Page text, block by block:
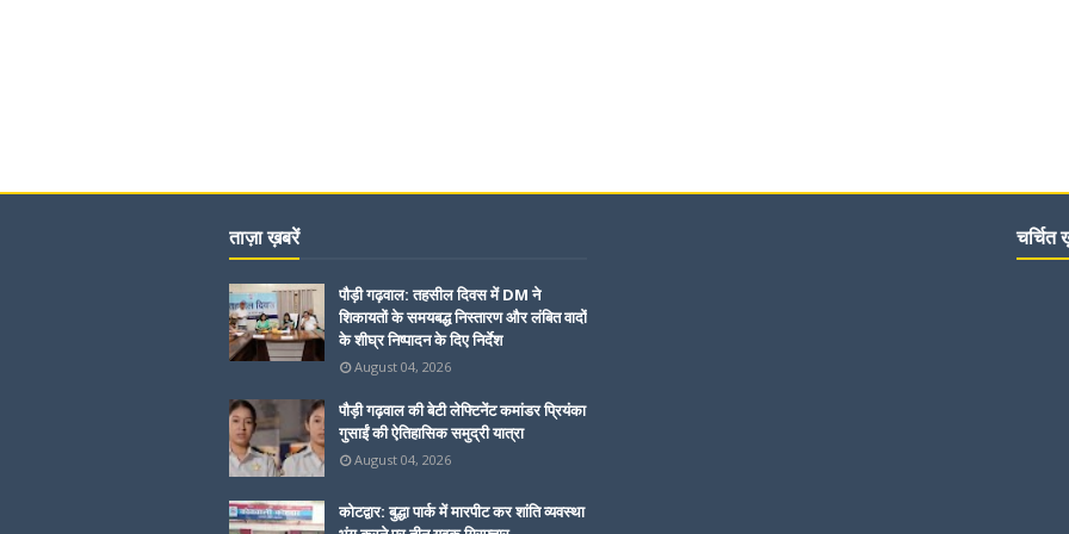
ताज़ा ख़बरें
पौड़ी गढ़वाल: तहसील दिवस में DM ने
शिकायतों के समयबद्ध निस्तारण और लंबित वादों
के शीघ्र निष्पादन के दिए निर्देश
August 04, 2026
पौड़ी गढ़वाल की बेटी लेफ्टिनेंट कमांडर प्रियंका
गुसाईं की ऐतिहासिक समुद्री यात्रा
August 04, 2026
कोटद्वार: बुद्धा पार्क में मारपीट कर शांति व्यवस्था
चर्चित